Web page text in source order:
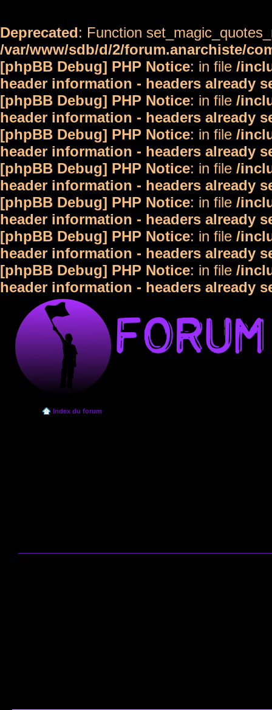
Deprecated: Function
/var/www/sdb/d/2/forum.anarchiste/
[phpBB Debug] PHP Notice: in file /
header information - headers already
[phpBB Debug] PHP Notice: in file /
header information - headers already
[phpBB Debug] PHP Notice: in file /
header information - headers already
[phpBB Debug] PHP Notice: in file /
header information - headers already
[phpBB Debug] PHP Notice: in file /
header information - headers already
[phpBB Debug] PHP Notice: in file /
header information - headers already
[phpBB Debug] PHP Notice: in file /
header information - headers already
Index du forum